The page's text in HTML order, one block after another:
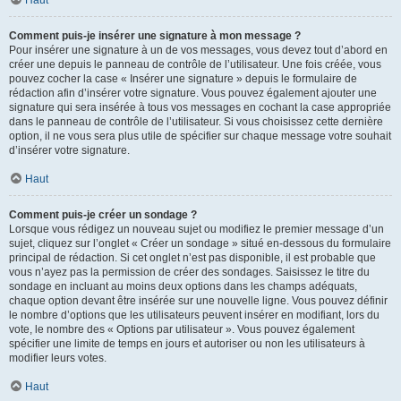
Comment puis-je insérer une signature à mon message ?
Pour insérer une signature à un de vos messages, vous devez tout d’abord en
créer une depuis le panneau de contrôle de l’utilisateur. Une fois créée, vous
pouvez cocher la case « Insérer une signature » depuis le formulaire de
rédaction afin d’insérer votre signature. Vous pouvez également ajouter une
signature qui sera insérée à tous vos messages en cochant la case appropriée
dans le panneau de contrôle de l’utilisateur. Si vous choisissez cette dernière
option, il ne vous sera plus utile de spécifier sur chaque message votre souhait
d’insérer votre signature.
Haut
Comment puis-je créer un sondage ?
Lorsque vous rédigez un nouveau sujet ou modifiez le premier message d’un
sujet, cliquez sur l’onglet « Créer un sondage » situé en-dessous du formulaire
principal de rédaction. Si cet onglet n’est pas disponible, il est probable que
vous n’ayez pas la permission de créer des sondages. Saisissez le titre du
sondage en incluant au moins deux options dans les champs adéquats,
chaque option devant être insérée sur une nouvelle ligne. Vous pouvez définir
le nombre d’options que les utilisateurs peuvent insérer en modifiant, lors du
vote, le nombre des « Options par utilisateur ». Vous pouvez également
spécifier une limite de temps en jours et autoriser ou non les utilisateurs à
modifier leurs votes.
Haut